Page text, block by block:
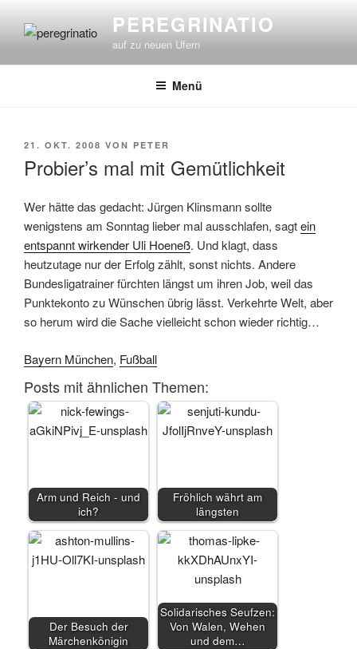
Inhalt
PEREGRINATIO
auf zu neuen Ufern
Menü
VERÖFFENTLICHT
21. OKT. 2008 VON PETER
Probier’s mal mit Gemütlichkeit
Wer hätte das gedacht: Jürgen Klinsmann sollte
wenigstens am Sonntag lieber mal ausschlafen, sagtein
entspannt wirkender Uli Hoeneß. Und klagt, dass
heutzutage nur der Erfolg zählt, sonst nichts. Andere
Bundesligatrainer fürchten längst um ihren Job, weil das
Punktekonto zu Wünschen übrig lässt. Verkehrte Welt, aber
so herum wird die Sache vielleicht schon wieder richtig…
Bayern München, Fußball
Posts mit ähnlichen Themen:
Arm und Reich - und
ich?
Fröhlich währt am
längsten
Der Besuch der
Märchenkönigin
Solidarisches Seufzen:
Von Walen, Wehen
und dem…